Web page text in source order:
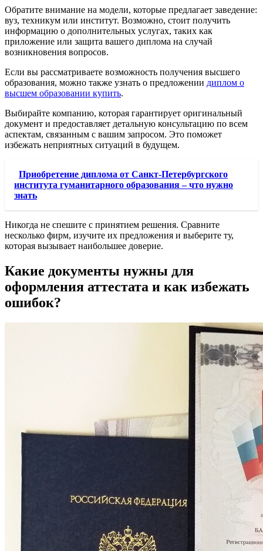
Обратите внимание на модели, которые предлагает заведение:
вуз, техникум или институт. Возможно, стоит получить
информацию о дополнительных услугах, таких как
приложение или защита вашего диплома на случай
возникновения вопросов.
Если вы рассматриваете возможность получения высшего
образования, можно также узнать о предложении диплом о
высшем образовании купить.
Выбирайте компанию, которая гарантирует оригинальный
документ и предоставляет детальную консультацию по всем
аспектам, связанным с вашим запросом. Это поможет
избежать неприятных ситуаций в будущем.
Приобретение диплома от Санкт-Петербургского
института гуманитарного образования – что нужно
знать
Никогда не спешите с принятием решения. Сравните
несколько фирм, изучите их предложения и выберите ту,
которая вызывает наибольшее доверие.
Какие документы нужны для
оформления аттестата и как избежать
ошибок?